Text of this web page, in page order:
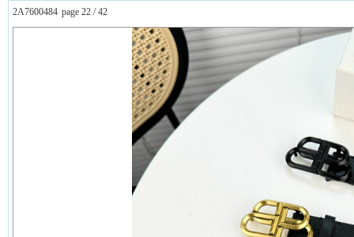
2A7600484 page 22 / 42
上一张